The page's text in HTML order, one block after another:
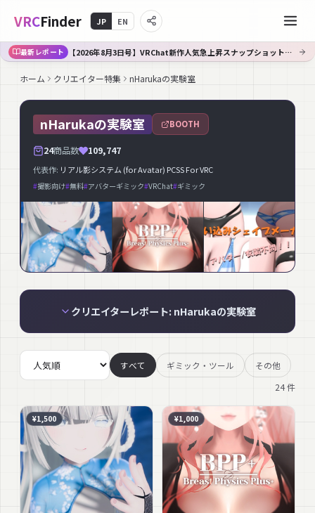
VRCFinder JP EN
最新レポート 【2026年8月3日号】VRChat新作人気急上昇スナップショット｜Booth週間TOP30
ホーム クリエイター特集 nHarukaの実験室
nHarukaの実験室 BOOTH
24商品数 109,747
代表作: リアル影システム (for Avatar) PCSS For VRC
#撮影向け#無料#アバターギミック#VRChat#ギミック
クリエイターレポート: nHarukaの実験室
すべて ギミック・ツール その他
24件
¥1,500 ¥1,000